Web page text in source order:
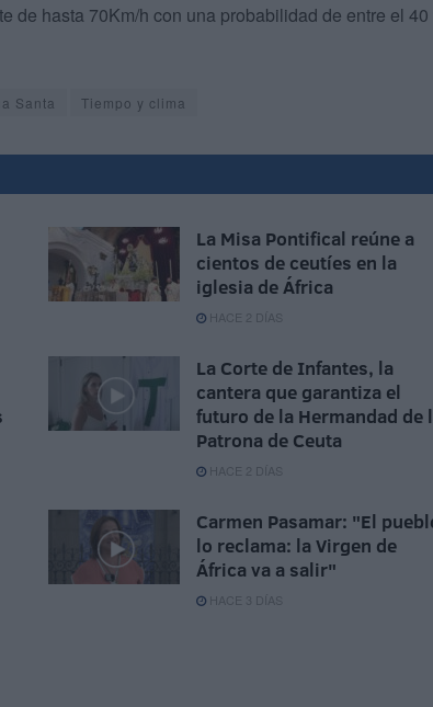
de hasta 70Km/h con una probabilidad de entre el 40
Santa Tiempo y clima
La Misa Pontifical reúne a
cientos de ceutíes en la
iglesia de África
HACE 2 DÍAS
La Corte de Infantes, la
cantera que garantiza el
futuro de la Hermandad de
Patrona de Ceuta
HACE 2 DÍAS
Carmen Pasamar: "El
lo reclama: la Virgen de
África va a salir"
HACE 3 DÍAS